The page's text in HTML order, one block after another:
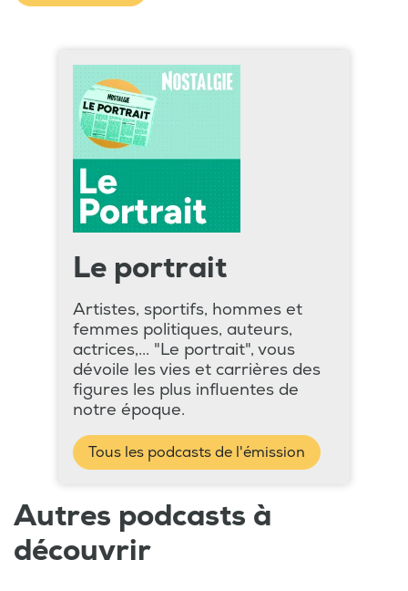
Le portrait
Artistes, sportifs, hommes et
femmes politiques, auteurs,
actrices,... "Le portrait", vous
dévoile les vies et carrières des
figures les plus influentes de
notre époque.
Tous les podcasts de l'émission
Autres podcasts à
découvrir